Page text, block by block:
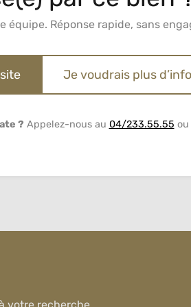
équipe. Réponse rapide, sans
Je voudrais plus
? Appelez-nous au 04/233.55.55 ou